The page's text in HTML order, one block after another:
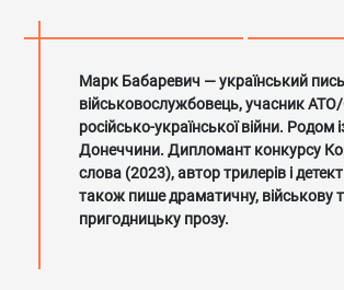
Марк Бабаревич — український
військовослужбовець, учасник
російсько-української війни. Родом
Донеччини. Дипломант конкурсу
слова (2023), автор трилерів і
також пише драматичну, військову
пригодницьку прозу.